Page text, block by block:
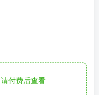
付费后查看